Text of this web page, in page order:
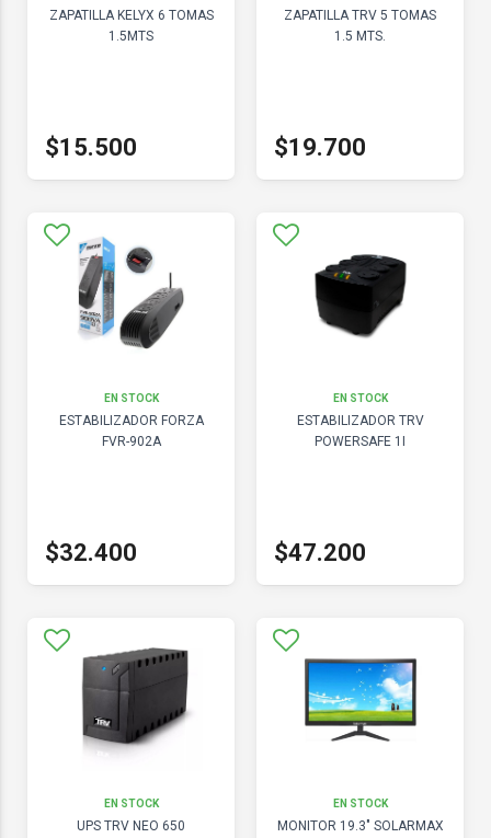
ZAPATILLA KELYX 6 TOMAS
1.5MTS
$15.500
ZAPATILLA TRV 5 TOMAS
1.5 MTS.
$19.700
EN STOCK
ESTABILIZADOR FORZA
FVR-902A
$32.400
EN STOCK
ESTABILIZADOR TRV
POWERSAFE 1I
$47.200
EN STOCK
UPS TRV NEO 650
EN STOCK
MONITOR 19.3" SOLARMAX